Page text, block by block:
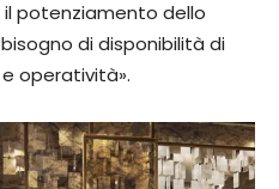
potenziamento dello
di disponibilità di
operatività».